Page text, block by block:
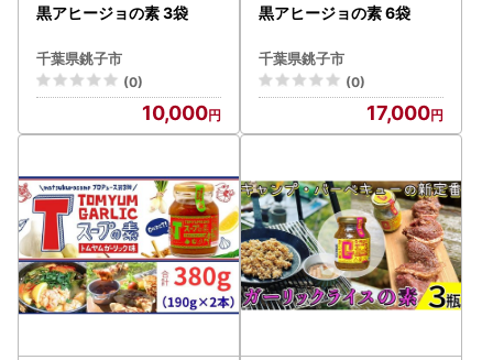
黒アヒージョの素 3袋
千葉県銚子市
(0)
10,000
黒アヒージョの素 6袋
千葉県銚子市
(0)
17,000